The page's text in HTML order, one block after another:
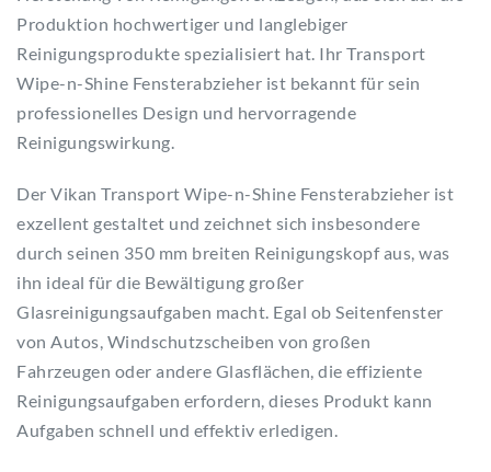
Produktion hochwertiger und langlebiger
Reinigungsprodukte spezialisiert hat. Ihr Transport
Wipe-n-Shine Fensterabzieher ist bekannt für sein
professionelles Design und hervorragende
Reinigungswirkung.
Der Vikan Transport Wipe-n-Shine Fensterabzieher ist
exzellent gestaltet und zeichnet sich insbesondere
durch seinen 350 mm breiten Reinigungskopf aus, was
ihn ideal für die Bewältigung großer
Glasreinigungsaufgaben macht. Egal ob Seitenfenster
von Autos, Windschutzscheiben von großen
Fahrzeugen oder andere Glasflächen, die effiziente
Reinigungsaufgaben erfordern, dieses Produkt kann
Aufgaben schnell und effektiv erledigen.